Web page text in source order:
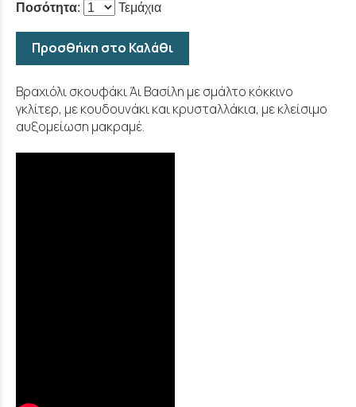
Ποσότητα: Τεμάχια
Προσθήκη στο Καλάθι
Βραχιόλι σκουφάκι Άι Βασίλη με σμάλτο κόκκινο
γκλίτερ, με κουδουνάκι και κρυσταλλάκια, με κλείσιμο
αυξομείωση μακραμέ.